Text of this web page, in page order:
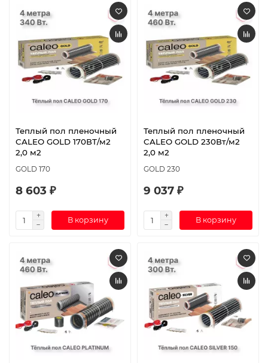
Теплый пол пленочный
CALEO GOLD 170ВТ/м2
2,0 м2
GOLD 170
8 603 ₽
В корзину
Теплый пол пленочный
CALEO GOLD 230Вт/м2
2,0 м2
GOLD 230
9 037 ₽
В корзину